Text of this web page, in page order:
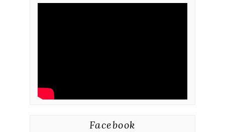
Facebook